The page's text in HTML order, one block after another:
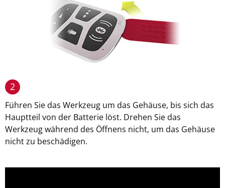
2
Führen Sie das Werkzeug um das Gehäuse, bis sich das
Hauptteil von der Batterie löst. Drehen Sie das
Werkzeug während des Öffnens nicht, um das Gehäuse
nicht zu beschädigen.